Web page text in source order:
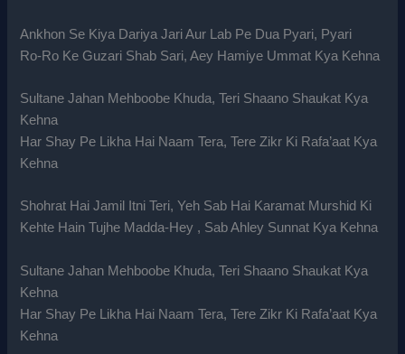
Ankhon Se Kiya Dariya Jari Aur Lab Pe Dua Pyari, Pyari
Ro-Ro Ke Guzari Shab Sari, Aey Hamiye Ummat Kya Kehna
Sultane Jahan Mehboobe Khuda, Teri Shaano Shaukat Kya
Kehna
Har Shay Pe Likha Hai Naam Tera, Tere Zikr Ki Rafa’aat Kya
Kehna
Shohrat Hai Jamil Itni Teri, Yeh Sab Hai Karamat Murshid Ki
Kehte Hain Tujhe Madda-Hey , Sab Ahley Sunnat Kya Kehna
Sultane Jahan Mehboobe Khuda, Teri Shaano Shaukat Kya
Kehna
Har Shay Pe Likha Hai Naam Tera, Tere Zikr Ki Rafa’aat Kya
Kehna